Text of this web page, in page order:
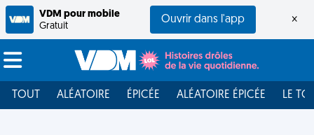
VDM pour mobile
Gratuit
Ouvrir dans l'app ×
TOUT ALÉATOIRE ÉPICÉE ALÉATOIRE ÉPICÉE LE